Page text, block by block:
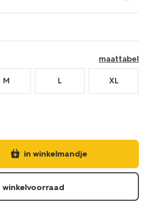
maattabel
M L XL
in winkelmandje
winkelvoorraad